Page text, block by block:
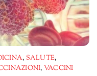
, SALUTE,
, VACCINI